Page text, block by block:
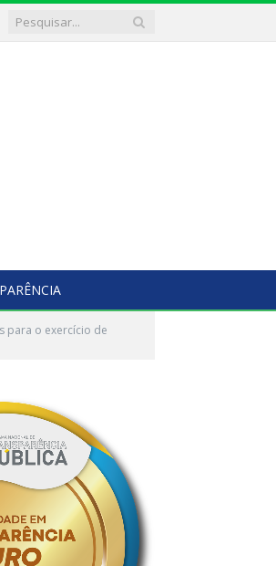
para o exercício de